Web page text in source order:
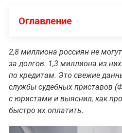
Оглавление
2,8 миллиона россиян не
за долгов. 1,3 миллиона из
по кредитам. Это свежие
службы судебных приставов
с юристами и выяснил, как
быстро их оплатить.